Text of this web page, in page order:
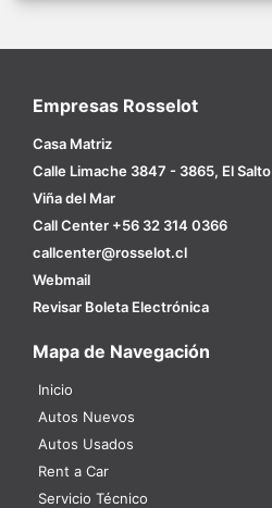
Empresas Rosselot
Casa Matriz
Calle Limache 3847 - 3865, El Salto
Viña del Mar
Call Center +56 32 314 0366
callcenter@rosselot.cl
Webmail
Revisar Boleta Electrónica
Mapa de Navegación
Inicio
Autos Nuevos
Autos Usados
Rent a Car
Servicio Técnico